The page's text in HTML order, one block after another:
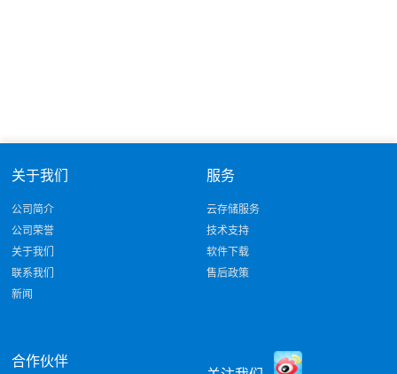
关于我们
公司简介
公司荣誉
关于我们
联系我们
新闻
服务
云存储服务
技术支持
软件下载
售后政策
合作伙伴